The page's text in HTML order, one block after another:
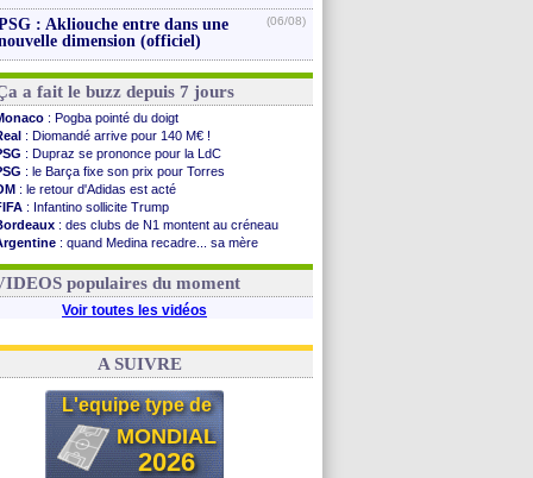
: Akliouche entre dans une
dimension (officiel)
(06/08)
a fait le buzz depuis 7 jours
: Pogba pointé du doigt
: Diomandé arrive pour 140 M€ !
: Dupraz se prononce pour la LdC
: le Barça fixe son prix pour Torres
: le retour d'Adidas est acté
: Infantino sollicite Trump
: des clubs de N1 montent au créneau
: quand Medina recadre... sa mère
: Paixão attire un 2e club anglais
populaires du moment
Voir toutes les vidéos
A SUIVRE
L'equipe type de
MONDIAL
2026